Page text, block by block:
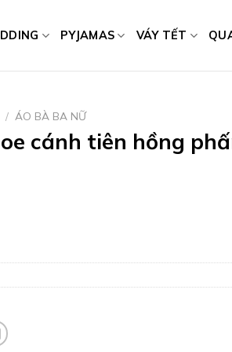
PYJAMAS VÁY TẾT
/ ÁO BÀ BA NỮ
cánh tiên hồng